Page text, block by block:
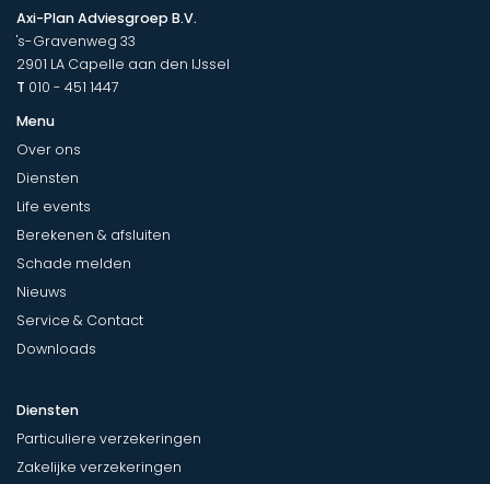
Axi-Plan Adviesgroep B.V.
's-Gravenweg 33
2901 LA Capelle aan den IJssel
T 010 - 451 1447
Menu
Over ons
Diensten
Life events
Berekenen & afsluiten
Schade melden
Nieuws
Service & Contact
Downloads
Diensten
Particuliere verzekeringen
Zakelijke verzekeringen